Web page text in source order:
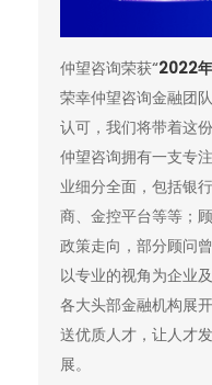
仲望咨询荣获“2022
荣幸仲望咨询金融团
认可，我们将带着这
仲望咨询拥有一支专
业细分全面，包括银
商、金控平台等等；
政策走向，部分顾问
以专业的视角为企业
各大头部金融机构展
送优质人才，让人才
展。